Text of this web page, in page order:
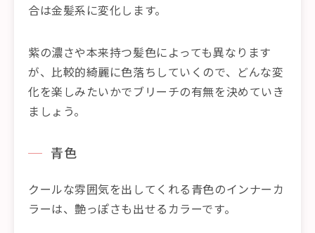
合は金髪系に変化します。
紫の濃さや本来持つ髪色によっても異なります
が、比較的綺麗に色落ちしていくので、どんな変
化を楽しみたいかでブリーチの有無を決めていき
ましょう。
青色
クールな雰囲気を出してくれる青色のインナーカ
ラーは、艶っぽさも出せるカラーです。